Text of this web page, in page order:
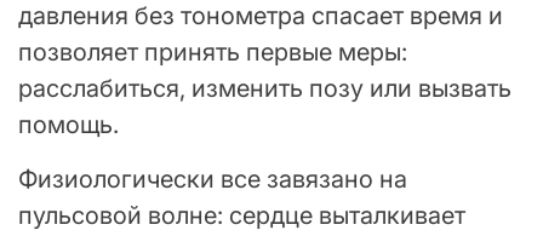
давления без тонометра спасает время и
позволяет принять первые меры:
расслабиться, изменить позу или вызвать
помощь.
Физиологически все завязано на
пульсовой волне: сердце выталкивает